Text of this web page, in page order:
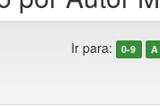
Ir para: 0-9 A